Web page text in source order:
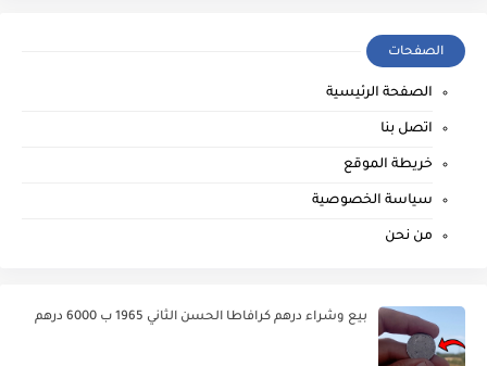
الصفحات
الصفحة الرئيسية
اتصل بنا
خريطة الموقع
سياسة الخصوصية
من نحن
بيع وشراء درهم كرافاطا الحسن الثاني 1965 ب 6000 درهم